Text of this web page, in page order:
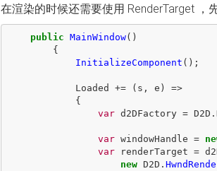
在渲染的时候还需要使用 RenderTarget ，
public MainWindow()
{
InitializeComponent ();
Loaded += ( s , e )
=>
{
var d2DFactory = D2D .
var windowHandle =
var
renderTarget =
new D2D .